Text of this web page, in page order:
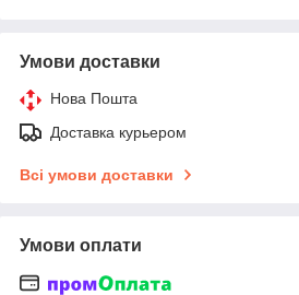
Умови доставки
Нова Пошта
Доставка курьером
Всі умови доставки
Умови оплати